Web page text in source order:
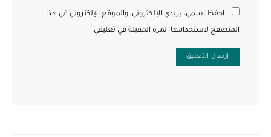
احفظ اسمي، بريدي الإلكتروني، والموقع الإلكتروني في هذا
المتصفح لاستخدامها المرة المقبلة في تعليقي.